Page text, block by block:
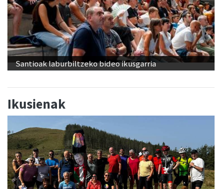
Santioak laburbiltzeko bideo ikusgarria
Ikusienak